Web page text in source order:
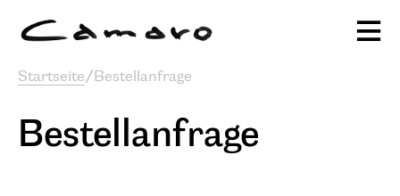
Alexander Camaro
Publikationen
Projekte
Stiftung
Startseite/ Bestellanfrage
Bestellanfrage